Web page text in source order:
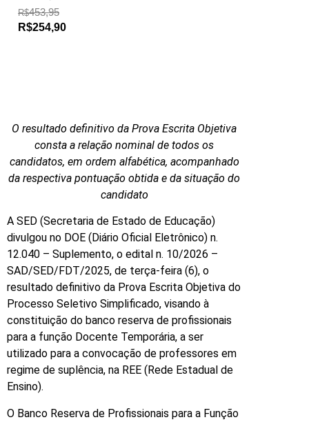
R$453,95
R$254,90
O resultado definitivo da Prova Escrita Objetiva
consta a relação nominal de todos os
candidatos, em ordem alfabética, acompanhado
da respectiva pontuação obtida e da situação do
candidato
A SED (Secretaria de Estado de Educação)
divulgou no DOE (Diário Oficial Eletrônico) n.
12.040 – Suplemento, o edital n. 10/2026 –
SAD/SED/FDT/2025, de terça-feira (6), o
resultado definitivo da Prova Escrita Objetiva do
Processo Seletivo Simplificado, visando à
constituição do banco reserva de profissionais
para a função Docente Temporária, a ser
utilizado para a convocação de professores em
regime de suplência, na REE (Rede Estadual de
Ensino).
O Banco Reserva de Profissionais para a Função